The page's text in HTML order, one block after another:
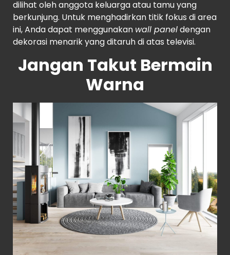
dilihat oleh anggota keluarga atau tamu yang
berkunjung. Untuk menghadirkan titik fokus di area
ini, Anda dapat menggunakan wall paneldengan
dekorasi menarik yang ditaruh di atas televisi.
Jangan Takut Bermain
Warna